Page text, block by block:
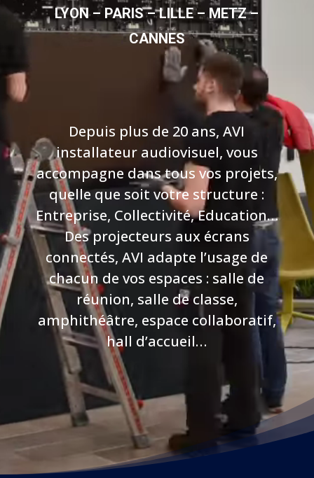
LYON – PARIS – LILLE – METZ –
CANNES
Depuis plus de 20 ans, AVI
installateur audiovisuel, vous
accompagne dans tous vos projets,
quelle que soit votre structure :
Entreprise, Collectivité, Education…
Des projecteurs aux écrans
connectés, AVI adapte l’usage de
chacun de vos espaces : salle de
réunion, salle de classe,
amphithéâtre, espace collaboratif,
hall d’accueil…